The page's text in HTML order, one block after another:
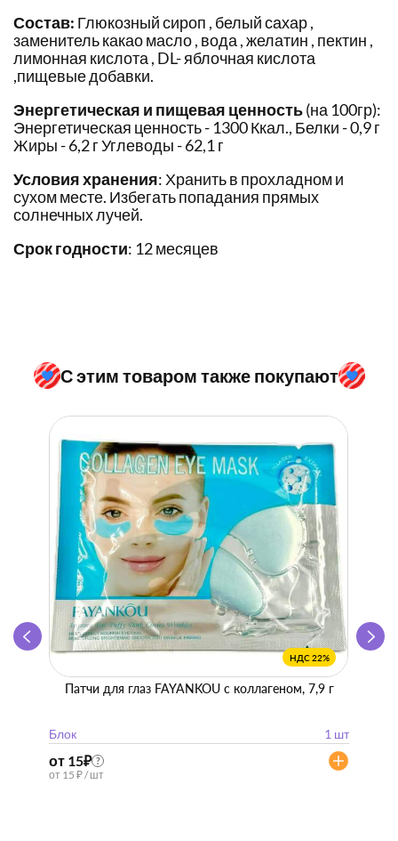
Состав: Глюкозный сироп , белый сахар ,
заменитель какао масло , вода , желатин , пектин ,
лимонная кислота , DL- яблочная кислота
,пищевые добавки.
Энергетическая и пищевая ценность(на 100гр):
Энергетическая ценность - 1300 Ккал., Белки - 0,9 г
Жиры - 6,2 г Углеводы - 62,1 г
Условия хранения: Хранить в прохладном и
сухом месте. Избегать попадания прямых
солнечных лучей.
Срок годности: 12 месяцев
С этим товаром также покупают
НДС 22%
Патчи для глаз FAYANKOU с коллагеном, 7,9 г
Блок 1 шт
от 15₽ ?
от 15 ₽ / шт